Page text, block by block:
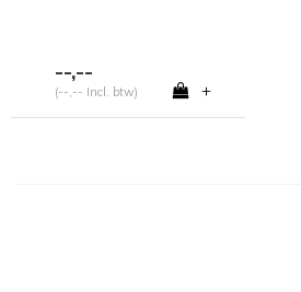
--,--
(--,-- Incl. btw) +